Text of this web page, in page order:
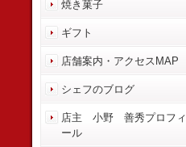
焼き菓子
ギフト
店舗案内・アクセスMAP
シェフのブログ
店主 小野 善秀プロフィ
ール